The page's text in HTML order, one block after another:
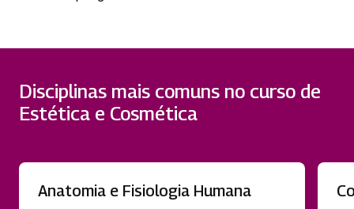
Disciplinas mais comuns no curso de
Estética e Cosmética
Anatomia e Fisiologia Humana